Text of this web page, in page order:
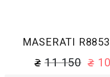
MASERATI
11 150